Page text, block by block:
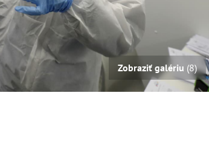
Zobraziť galériu (8)